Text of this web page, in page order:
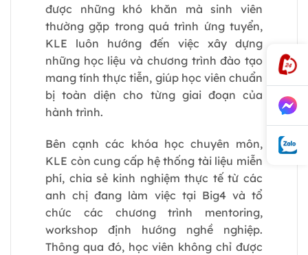
được những khó khăn mà sinh viên
thường gặp trong quá trình ứng tuyển,
KLE luôn hướng đến việc xây dựng
những học liệu và chương trình đào tạo
mang tính thực tiễn, giúp học viên chuẩn
bị toàn diện cho từng giai đoạn của
hành trình.
Bên cạnh các khóa học chuyên môn,
KLE còn cung cấp hệ thống tài liệu miễn
phí, chia sẻ kinh nghiệm thực tế từ các
anh chị đang làm việc tại Big4 và tổ
chức các chương trình mentoring,
workshop định hướng nghề nghiệp.
Thông qua đó, học viên không chỉ được